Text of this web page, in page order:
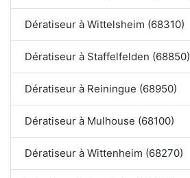
Dératiseur à Wittelsheim (68310)
Dératiseur à Staffelfelden (68850)
Dératiseur à Reiningue (68950)
Dératiseur à Mulhouse (68100)
Dératiseur à Wittenheim (68270)